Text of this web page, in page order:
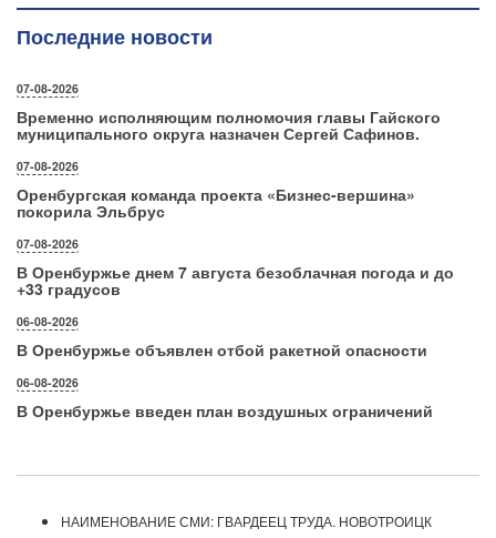
Последние новости
07-08-2026
Временно исполняющим полномочия главы Гайского
муниципального округа назначен Сергей Сафинов.
07-08-2026
Оренбургская команда проекта «Бизнес‑вершина»
покорила Эльбрус
07-08-2026
В Оренбуржье днем 7 августа безоблачная погода и до
+33 градусов
06-08-2026
В Оренбуржье объявлен отбой ракетной опасности
06-08-2026
В Оренбуржье введен план воздушных ограничений
НАИМЕНОВАНИЕ СМИ: ГВАРДЕЕЦ ТРУДА. НОВОТРОИЦК